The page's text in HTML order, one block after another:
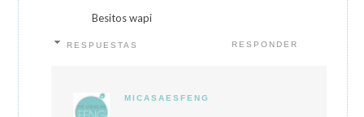
Besitos wapi
RESPONDER
RESPUESTAS
MICASAESFENG